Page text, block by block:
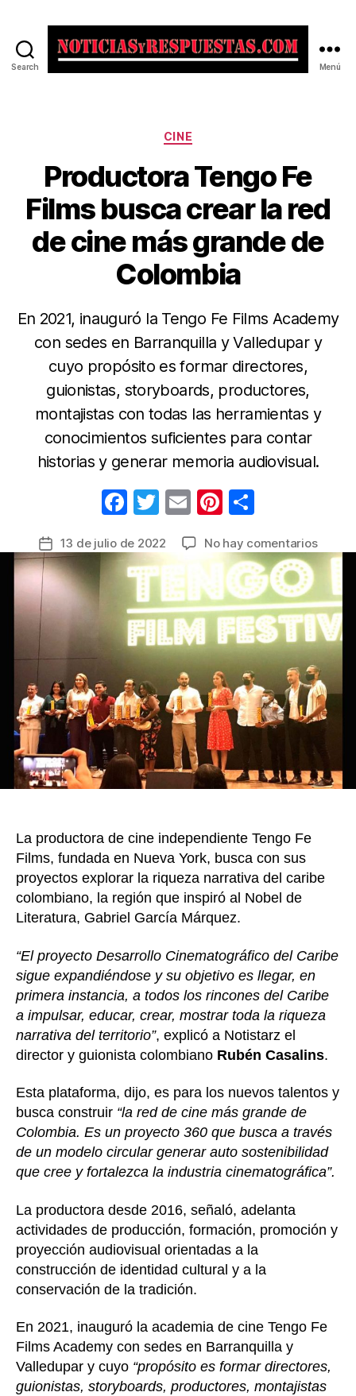
Search Menú
Categorías
CINE
Productora Tengo Fe
Films busca crear la red
de cine más grande de
Colombia
En 2021, inauguró la Tengo Fe Films Academy
con sedes en Barranquilla y Valledupar y
cuyo propósito es formar directores,
guionistas, storyboards, productores,
montajistas con todas las herramientas y
conocimientos suficientes para contar
historias y generar memoria audiovisual.
F
c
e
b
o
o
k
T
itt
er
E
ail
Pi
er
e
st
m
p
ar
tir
Fecha
de
la
entrada
13 de julio de 2022 No hay comentariosen
Tengo
Films
busca
crear
la
red
de
cine
de
La productora de cine independiente Tengo Fe
Films, fundada en Nueva York, busca con sus
proyectos explorar la riqueza narrativa del caribe
colombiano, la región que inspiró al Nobel de
Literatura, Gabriel García Márquez.
“El proyecto Desarrollo Cinematográfico del Caribe
sigue expandiéndose y su objetivo es llegar, en
primera instancia, a todos los rincones del Caribe
a impulsar, educar, crear, mostrar toda la riqueza
narrativa del territorio”, explicó a Notistarz el
director y guionista colombiano Rubén Casalins.
Esta plataforma, dijo, es para los nuevos talentos y
busca construir “la red de cine más grande de
Colombia. Es un proyecto 360 que busca a través
de un modelo circular generar auto sostenibilidad
que cree y fortalezca la industria cinematográfica”.
La productora desde 2016, señaló, adelanta
actividades de producción, formación, promoción y
proyección audiovisual orientadas a la
construcción de identidad cultural y a la
conservación de la tradición.
En 2021, inauguró la academia de cine Tengo Fe
Films Academy con sedes en Barranquilla y
Valledupar y cuyo “propósito es formar directores,
guionistas, storyboards, productores, montajistas